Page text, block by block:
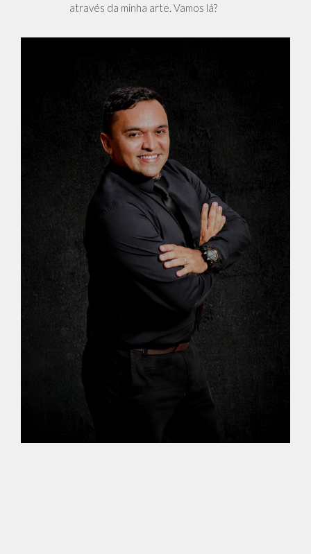
através da minha arte. Vamos lá?